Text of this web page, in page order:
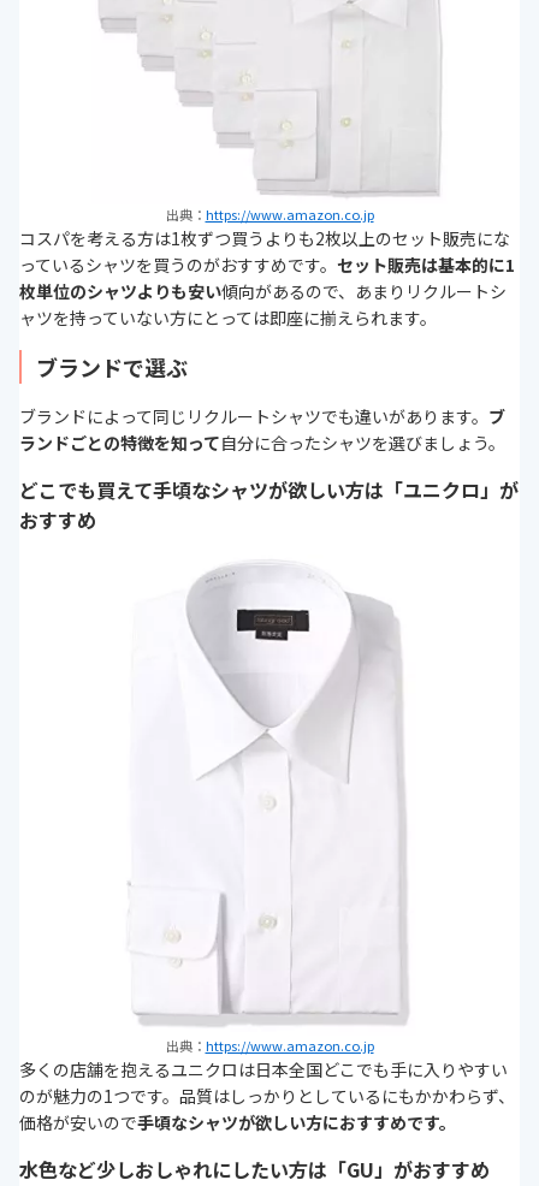
出典： https://www.amazon.co.jp
コスパを考える方は1枚ずつ買うよりも2枚以上のセット販売にな
っているシャツを買うのがおすすめです。 セット販売は基本的に1
枚単位のシャツよりも安い傾向があるので、あまりリクルートシ
ャツを持っていない方にとっては即座に揃えられます。
ブランドで選ぶ
ブランドによって同じリクルートシャツでも違いがあります。 ブ
ランドごとの特徴を知って自分に合ったシャツを選びましょう。
どこでも買えて手頃なシャツが欲しい方は「ユニクロ」が
おすすめ
出典： https://www.amazon.co.jp
多くの店舗を抱えるユニクロは日本全国どこでも手に入りやすい
のが魅力の1つです。品質はしっかりとしているにもかかわらず、
価格が安いので手頃なシャツが欲しい方におすすめです。
水色など少しおしゃれにしたい方は「GU」がおすすめ